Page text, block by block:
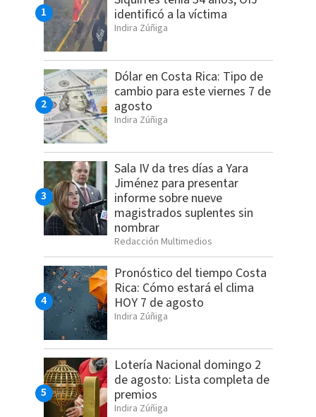
identificó a la víctima
Indira Zúñiga
Dólar en Costa Rica: Tipo de
cambio para este viernes 7 de
agosto
Indira Zúñiga
Sala IV da tres días a Yara
Jiménez para presentar
informe sobre nueve
magistrados suplentes sin
nombrar
Redacción Multimedios
Pronóstico del tiempo Costa
Rica: Cómo estará el clima
HOY 7 de agosto
Indira Zúñiga
Lotería Nacional domingo 2
de agosto: Lista completa de
premios
Indira Zúñiga